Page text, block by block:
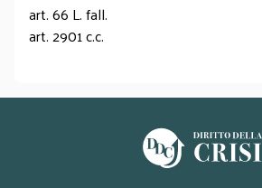
art. 66 L. fall.
art. 2901 c.c.